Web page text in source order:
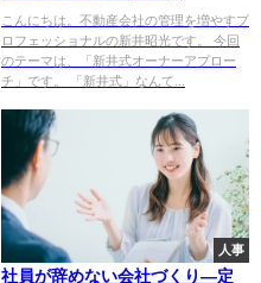
こんにちは。不動産会社の管理を増やすプ
ロフェッショナルの新井昭光です。 今回
のテーマは、「新井式オーナーアプロー
チ」です。 「新井式」なんて...
人事
社員が辞めない会社づくり—定